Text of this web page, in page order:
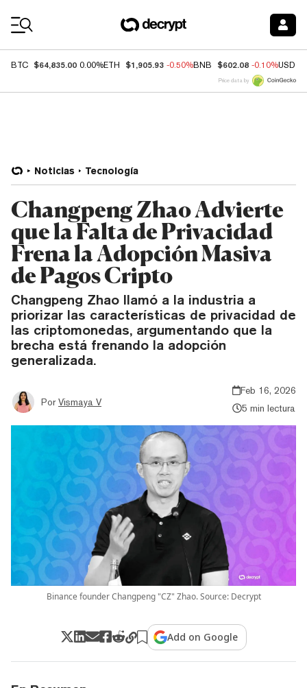
BTC $64,835.00 0.00%ETH $1,905.93 -0.50%BNB $602.08 -0.10%USDC
Price data by
Noticias Tecnología
Changpeng Zhao Advierte
que la Falta de Privacidad
Frena la Adopción Masiva
de Pagos Cripto
Changpeng Zhao llamó a la industria a
priorizar las características de privacidad de
las criptomonedas, argumentando que la
brecha está frenando la adopción
generalizada.
Por Vismaya V
Feb 16, 2026
5 min lectura
Binance founder Changpeng "CZ" Zhao. Source: Decrypt
Add on Google